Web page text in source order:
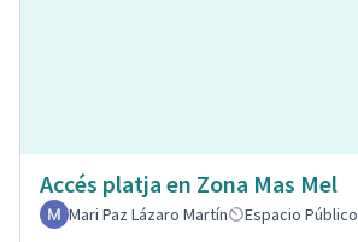
Accés platja en Zona Mas Mel
Mari Paz Lázaro Martín
Espacio Público